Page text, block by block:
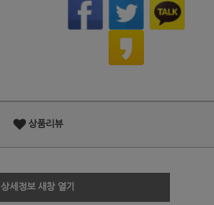
상품리뷰
상세정보 새창 열기